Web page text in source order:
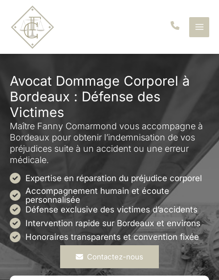
contenu
Avocat Dommage Corporel à
Bordeaux : Défense des
Victimes
Maître Fanny Comarmond vous accompagne à
Bordeaux pour obtenir l’indemnisation de vos
préjudices suite à un accident ou une erreur
médicale.
Expertise en réparation du préjudice corporel
Accompagnement humain et écoute
personnalisée
Défense exclusive des victimes d’accidents
Intervention rapide sur Bordeaux et environs
Honoraires transparents et convention fixée
Contactez-nous